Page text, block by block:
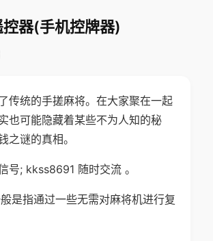
器(手机控牌器)
传统的手搓麻将。在大家聚在一起
也可能隐藏着某些不为人知的秘
谜的真相。
号; kkss8691 随时交流 。
是指通过一些无需对麻将机进行复